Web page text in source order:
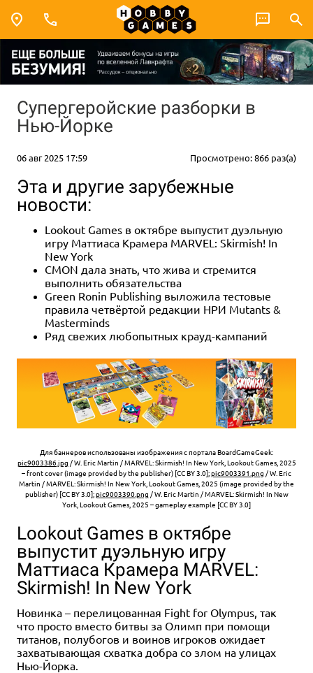
Супергеройские разборки в
Нью-Йорке
06 авг 2025 17:59 Просмотрено: 866 раз(а)
Эта и другие зарубежные
новости:
Lookout Games в октябре выпустит дуэльную
игру Маттиаса Крамера MARVEL: Skirmish! In
New York
CMON дала знать, что жива и стремится
выполнить обязательства
Green Ronin Publishing выложила тестовые
правила четвёртой редакции НРИ Mutants &
Masterminds
Ряд свежих любопытных крауд-кампаний
Для баннеров использованы изображения с портала BoardGameGeek:
pic9003386.jpg / W. Eric Martin / MARVEL: Skirmish! In New York, Lookout Games, 2025
– front cover (image provided by the publisher) [CC BY 3.0];pic9003391.png / W. Eric
Martin / MARVEL: Skirmish! In New York, Lookout Games, 2025 (image provided by the
publisher) [CC BY 3.0];pic9003390.png / W. Eric Martin / MARVEL: Skirmish! In New
York, Lookout Games, 2025 – gameplay example [CC BY 3.0]
Lookout Games в октябре
выпустит дуэльную игру
Маттиаса Крамера MARVEL:
Skirmish! In New York
Новинка – перелицованная Fight for Olympus, так
что просто вместо битвы за Олимп при помощи
титанов, полубогов и воинов игроков ожидает
захватывающая схватка добра со злом на улицах
Нью-Йорка.